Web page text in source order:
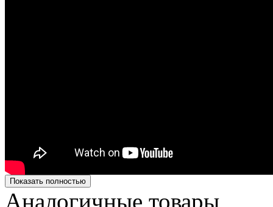
Показать полностью
Аналогичные товары